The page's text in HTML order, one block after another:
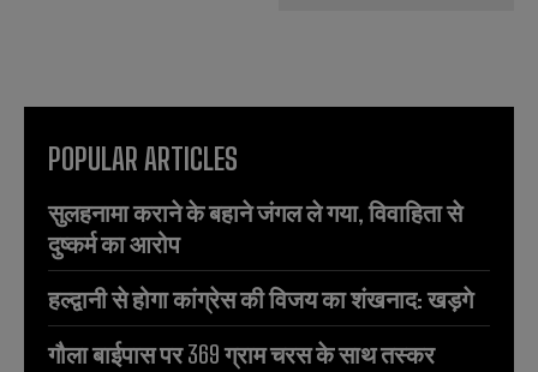
POPULAR ARTICLES
सुलहनामा कराने के बहाने जंगल ले गया, विवाहिता से
दुष्कर्म का आरोप
हल्द्वानी से होगा कांग्रेस की विजय का शंखनाद: खड़गे
गौला बाईपास पर 369 ग्राम चरस के साथ तस्कर